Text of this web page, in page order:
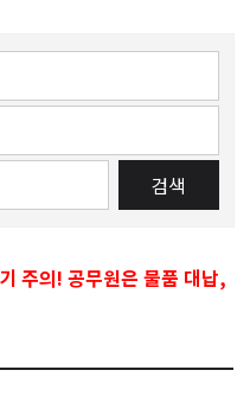
검색
주의! 공무원은 물품 대납,